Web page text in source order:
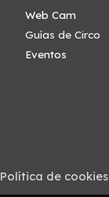
Web Cam
Guías de Circo
Eventos
Política de cookies